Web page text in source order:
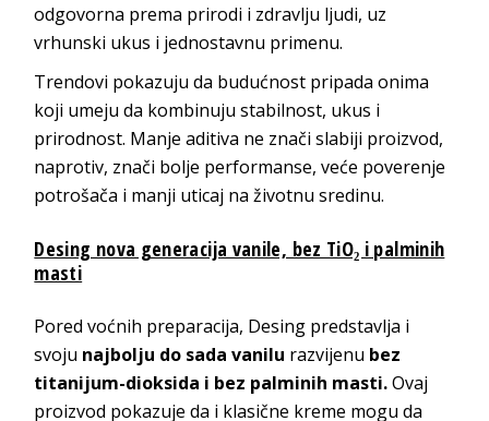
odgovorna prema prirodi i zdravlju ljudi, uz
vrhunski ukus i jednostavnu primenu.
Trendovi pokazuju da budućnost pripada onima
koji umeju da kombinuju stabilnost, ukus i
prirodnost. Manje aditiva ne znači slabiji proizvod,
naprotiv, znači bolje performanse, veće poverenje
potrošača i manji uticaj na životnu sredinu.
Desing nova generacija vanile, bez TiO₂ i palminih
masti
Pored voćnih preparacija, Desing predstavlja i
svoju najbolju do sada vanilu razvijenu bez
titanijum-dioksida i bez palminih masti.Ovaj
proizvod pokazuje da i klasične kreme mogu da